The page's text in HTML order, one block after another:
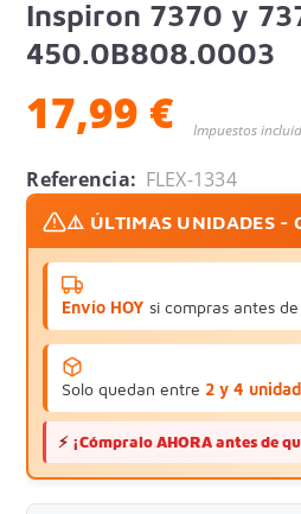
Inspiron 7370 y
450.0B808.0003
17,99 € Impuestos
Referencia: FLEX-1334
⚠️ ÚLTIMAS UNIDADES -
Envío HOY si compras antes
Solo quedan entre 2 y 4
⚡ ¡Cómpralo AHORA antes de